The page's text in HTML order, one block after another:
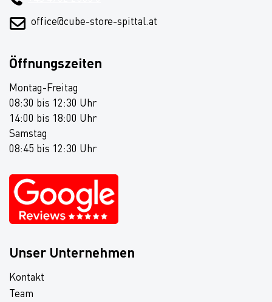
office@cube-store-spittal.at
Öffnungszeiten
Montag-Freitag
08:30 bis 12:30 Uhr
14:00 bis 18:00 Uhr
Samstag
08:45 bis 12:30 Uhr
Unser Unternehmen
Kontakt
Team